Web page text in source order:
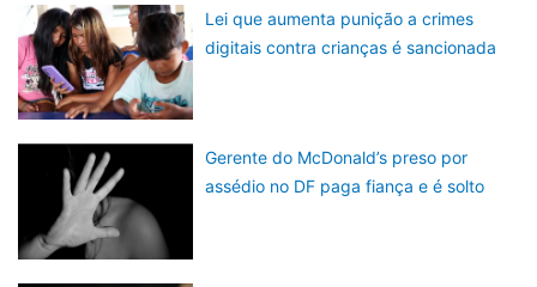
Lei que aumenta punição a crimes
digitais contra crianças é sancionada
Gerente do McDonald’s preso por
assédio no DF paga fiança e é solto